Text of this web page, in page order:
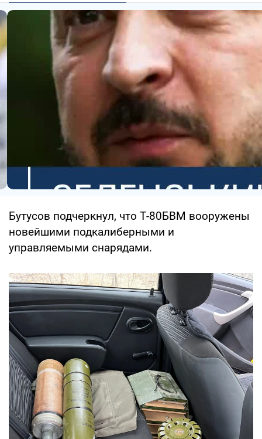
Бутусов подчеркнул, что Т-80БВМ вооружены
новейшими подкалиберными и
управляемыми снарядами.